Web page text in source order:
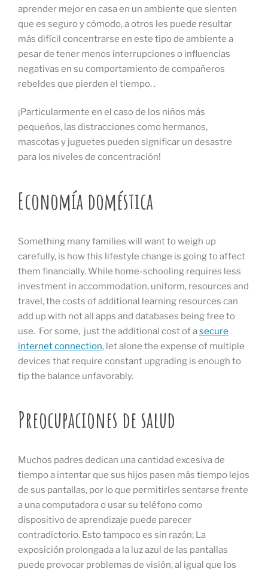
aprender mejor en casa en un ambiente que sienten
que es seguro y cómodo, a otros les puede resultar
más difícil concentrarse en este tipo de ambiente a
pesar de tener menos interrupciones o influencias
negativas en su comportamiento de compañeros
rebeldes que pierden el tiempo. .
¡Particularmente en el caso de los niños más
pequeños, las distracciones como hermanos,
mascotas y juguetes pueden significar un desastre
para los niveles de concentración!
Economía doméstica
Something many families will want to weigh up
carefully, is how this lifestyle change is going to affect
them financially. While home-schooling requires less
investment in accommodation, uniform, resources and
travel, the costs of additional learning resources can
add up with not all apps and databases being free to
use. For some, just the additional cost of a secure
internet connection, let alone the expense of multiple
devices that require constant upgrading is enough to
tip the balance unfavorably.
Preocupaciones de salud
Muchos padres dedican una cantidad excesiva de
tiempo a intentar que sus hijos pasen más tiempo lejos
de sus pantallas, por lo que permitirles sentarse frente
a una computadora o usar su teléfono como
dispositivo de aprendizaje puede parecer
contradictorio. Esto tampoco es sin razón; La
exposición prolongada a la luz azul de las pantallas
puede provocar problemas de visión, al igual que los